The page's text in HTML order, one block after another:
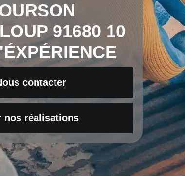
91680 10
contacter
nos réalisations